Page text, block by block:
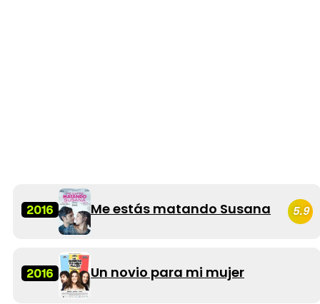
2016 Me estás matando Susana 5.9
2016 Un novio para mi mujer